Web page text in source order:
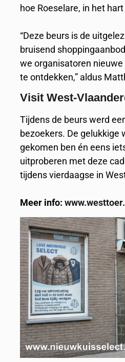
hoe Roeselare, in het
“Deze beurs is de
bruisend
we organisatoren
te ontdekken,” aldus
Visit West-
Tijdens de beurs werd
bezoekers. De gelukkige
gekomen ben én eens
uitproberen met deze
tijdens vierdaagse in
Meer info: